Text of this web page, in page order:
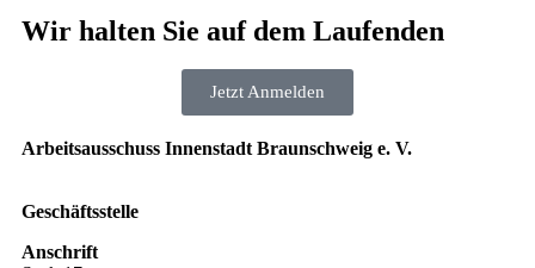
Wir halten Sie auf dem Laufenden
Jetzt Anmelden
Arbeitsausschuss Innenstadt Braunschweig e. V.
Geschäftsstelle
Anschrift